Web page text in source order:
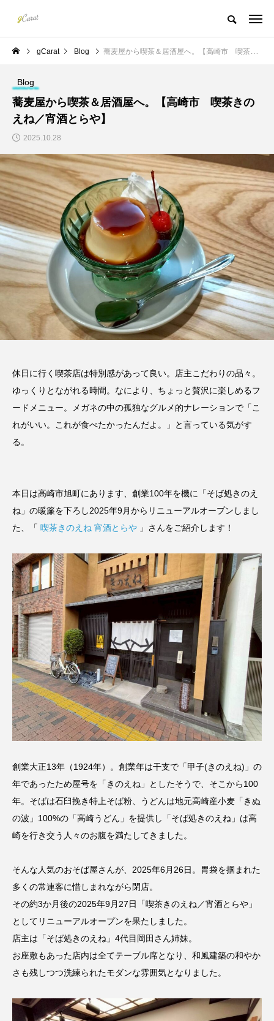
gCarat Blog 蕎麦屋から喫茶＆居酒屋へ。【高崎市 喫茶きのえね／宵酒とらや】
Blog
蕎麦屋から喫茶＆居酒屋へ。【高崎市 喫茶きの
えね／宵酒とらや】
2025.10.28
休日に行く喫茶店は特別感があって良い。店主こだわりの品々。
ゆっくりとながれる時間。なにより、ちょっと贅沢に楽しめるフ
ードメニュー。メガネの中の孤独なグルメ的ナレーションで「こ
れがいい。これが食べたかったんだよ。」と言っている気がす
る。
本日は高崎市旭町にあります、創業100年を機に「そば処きのえ
ね」の暖簾を下ろし2025年9月からリニューアルオープンしまし
た、「 喫茶きのえね 宵酒とらや 」さんをご紹介します！
創業大正13年（1924年）。創業年は干支で「甲子(きのえね)」の
年であったため屋号を「きのえね」としたそうで、そこから100
年。そばは石臼挽き特上そば粉、うどんは地元高崎産小麦「きぬ
の波」100%の「高崎うどん」を提供し「そば処きのえね」は高
崎を行き交う人々のお腹を満たしてきました。
そんな人気のおそば屋さんが、2025年6月26日。胃袋を掴まれた
多くの常連客に惜しまれながら閉店。
その約3か月後の2025年9月27日「喫茶きのえね／宵酒とらや」
としてリニューアルオープンを果たしました。
店主は「そば処きのえね」4代目岡田さん姉妹。
お座敷もあった店内は全てテーブル席となり、和風建築の和やか
さも残しつつ洗練られたモダンな雰囲気となりました。